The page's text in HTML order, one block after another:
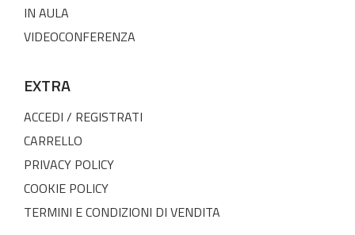
IN AULA
VIDEOCONFERENZA
EXTRA
ACCEDI / REGISTRATI
CARRELLO
PRIVACY POLICY
COOKIE POLICY
TERMINI E CONDIZIONI DI VENDITA